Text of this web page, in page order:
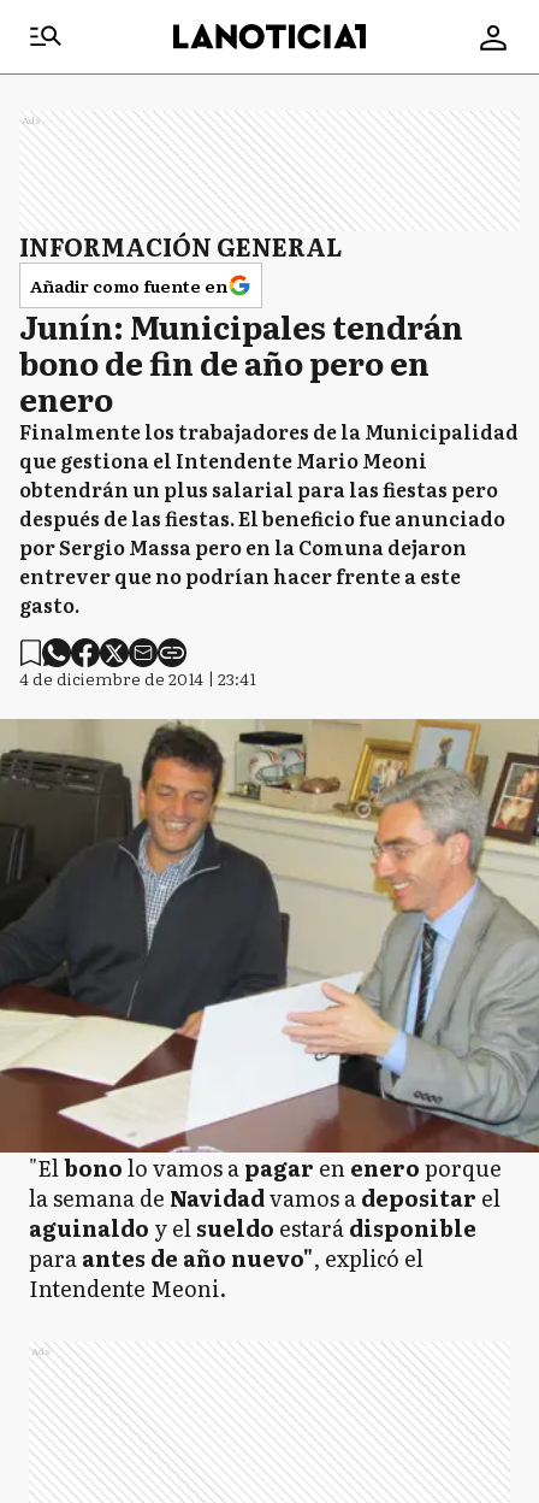
Ads
INFORMACIÓN GENERAL
Añadir como fuente en
Junín: Municipales tendrán
bono de fin de año pero en
enero
Finalmente los trabajadores de la Municipalidad
que gestiona el Intendente Mario Meoni
obtendrán un plus salarial para las fiestas pero
después de las fiestas. El beneficio fue anunciado
por Sergio Massa pero en la Comuna dejaron
entrever que no podrían hacer frente a este
gasto.
4 de diciembre de 2014 | 23:41
"Elbonolo vamos apagar eneneroporque
la semana de Navidadvamos adepositar el
aguinaldo y elsueldo estarádisponible
paraantes de año nuevo", explicó el
Intendente Meoni.
Ads